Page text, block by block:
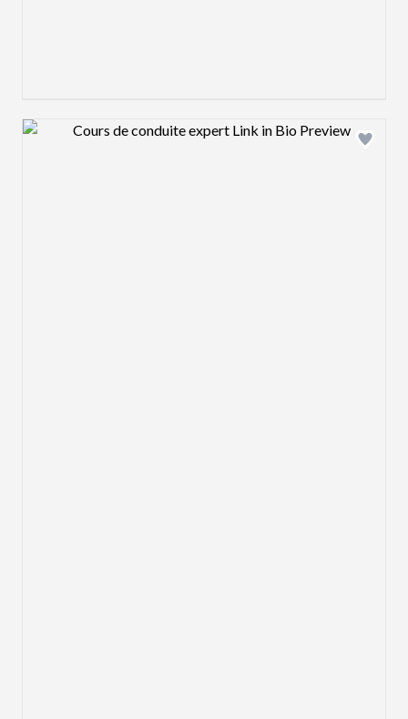
Design preview image